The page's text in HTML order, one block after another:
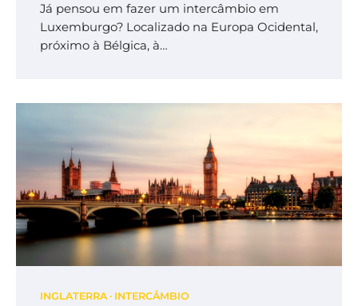
Já pensou em fazer um intercâmbio em
Luxemburgo? Localizado na Europa Ocidental,
próximo à Bélgica, à…
INGLATERRA INTERCÂMBIO